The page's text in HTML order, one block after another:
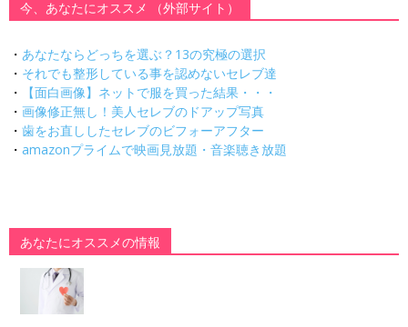
今、あなたにオススメ （外部サイト）
・ あなたならどっちを選ぶ？13の究極の選択
・ それでも整形している事を認めないセレブ達
・
【面白画像】ネットで服を買った結果・・・
・ 画像修正無し！美人セレブのドアップ写真
・ 歯をお直ししたセレブのビフォーアフター
・ amazonプライムで映画見放題・音楽聴き放題
あなたにオススメの情報